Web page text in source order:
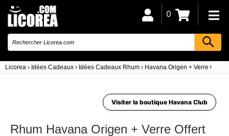
Licorea › Idées Cadeaux › Idées Cadeaux Rhum › Havana Origen + Verre Offert
0
Visiter la boutique Havana Club
Rhum Havana Origen + Verre Offert